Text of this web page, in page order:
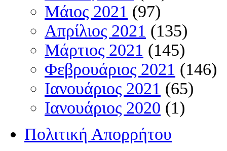
Μάιος 2021 (97)
Απρίλιος 2021 (135)
Μάρτιος 2021 (145)
Φεβρουάριος 2021 (146)
Ιανουάριος 2021 (65)
Ιανουάριος 2020 (1)
Πολιτική Απορρήτου